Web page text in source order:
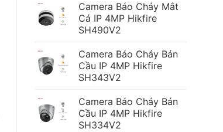
Camera Báo Cháy Mắt
Cá IP 4MP Hikfire
SH490V2
Camera Báo Cháy Bán
Cầu IP 4MP Hikfire
SH343V2
Camera Báo Cháy Bán
Cầu IP 4MP Hikfire
SH334V2